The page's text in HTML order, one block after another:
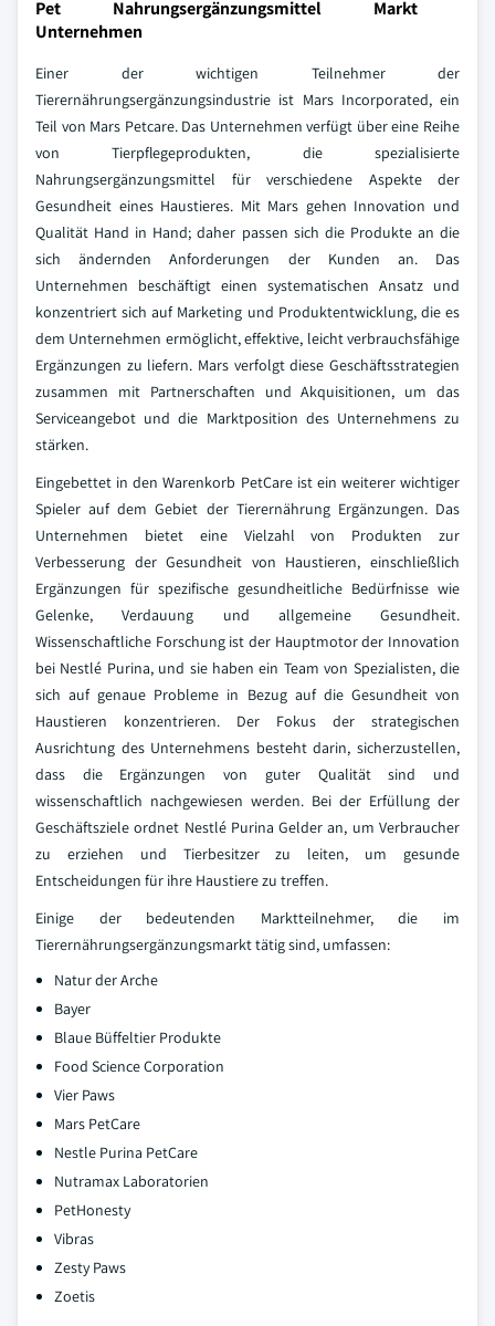
Pet Nahrungsergänzungsmittel Markt
Unternehmen
Einer der wichtigen Teilnehmer der
Tierernährungsergänzungsindustrie ist Mars Incorporated, ein
Teil von Mars Petcare. Das Unternehmen verfügt über eine Reihe
von Tierpflegeprodukten, die spezialisierte
Nahrungsergänzungsmittel für verschiedene Aspekte der
Gesundheit eines Haustieres. Mit Mars gehen Innovation und
Qualität Hand in Hand; daher passen sich die Produkte an die
sich ändernden Anforderungen der Kunden an. Das
Unternehmen beschäftigt einen systematischen Ansatz und
konzentriert sich auf Marketing und Produktentwicklung, die es
dem Unternehmen ermöglicht, effektive, leicht verbrauchsfähige
Ergänzungen zu liefern. Mars verfolgt diese Geschäftsstrategien
zusammen mit Partnerschaften und Akquisitionen, um das
Serviceangebot und die Marktposition des Unternehmens zu
stärken.
Eingebettet in den Warenkorb PetCare ist ein weiterer wichtiger
Spieler auf dem Gebiet der Tierernährung Ergänzungen. Das
Unternehmen bietet eine Vielzahl von Produkten zur
Verbesserung der Gesundheit von Haustieren, einschließlich
Ergänzungen für spezifische gesundheitliche Bedürfnisse wie
Gelenke, Verdauung und allgemeine Gesundheit.
Wissenschaftliche Forschung ist der Hauptmotor der Innovation
bei Nestlé Purina, und sie haben ein Team von Spezialisten, die
sich auf genaue Probleme in Bezug auf die Gesundheit von
Haustieren konzentrieren. Der Fokus der strategischen
Ausrichtung des Unternehmens besteht darin, sicherzustellen,
dass die Ergänzungen von guter Qualität sind und
wissenschaftlich nachgewiesen werden. Bei der Erfüllung der
Geschäftsziele ordnet Nestlé Purina Gelder an, um Verbraucher
zu erziehen und Tierbesitzer zu leiten, um gesunde
Entscheidungen für ihre Haustiere zu treffen.
Einige der bedeutenden Marktteilnehmer, die im
Tierernährungsergänzungsmarkt tätig sind, umfassen:
Natur der Arche
Bayer
Blaue Büffeltier Produkte
Food Science Corporation
Vier Paws
Mars PetCare
Nestle Purina PetCare
Nutramax Laboratorien
PetHonesty
Vibras
Zesty Paws
Zoetis